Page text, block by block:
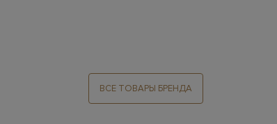
ВСЕ ТОВАРЫ БРЕНДА